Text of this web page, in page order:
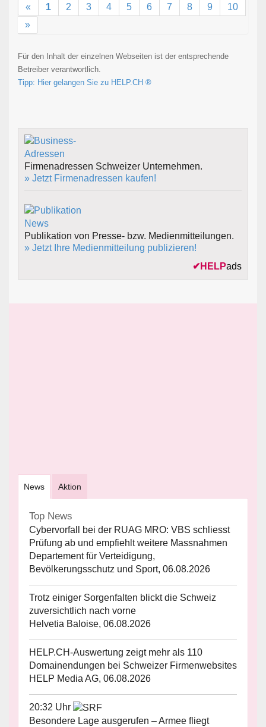
« 1 2 3 4 5 6 7 8 9
10
»
Für den Inhalt der einzelnen Webseiten ist der entsprechende
Betreiber verantwortlich.
Tipp: Hier gelangen Sie zu HELP.CH ®
Firmenadressen Schweizer Unternehmen.
» Jetzt Firmenadressen kaufen!
Publikation von Presse- bzw. Medienmitteilungen.
» Jetzt Ihre Medienmitteilung publizieren!
✔ HELPads
News Aktion
Top News
Cybervorfall bei der RUAG MRO: VBS schliesst
Prüfung ab und empfiehlt weitere Massnahmen
Departement für Verteidigung,
Bevölkerungsschutz und Sport, 06.08.2026
Trotz einiger Sorgenfalten blickt die Schweiz
zuversichtlich nach vorne
Helvetia Baloise, 06.08.2026
HELP.CH-Auswertung zeigt mehr als 110
Domainendungen bei Schweizer Firmenwebsites
HELP Media AG, 06.08.2026
20:32 Uhr
Besondere Lage ausgerufen – Armee fliegt